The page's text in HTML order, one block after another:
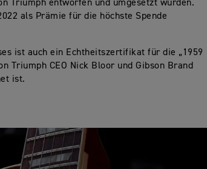
Triumph entworfen und umgesetzt wurden.
als Prämie für die höchste Spende
ist auch ein Echtheitszertifikat für die „1959
Triumph CEO Nick Bloor und Gibson Brand
ist.